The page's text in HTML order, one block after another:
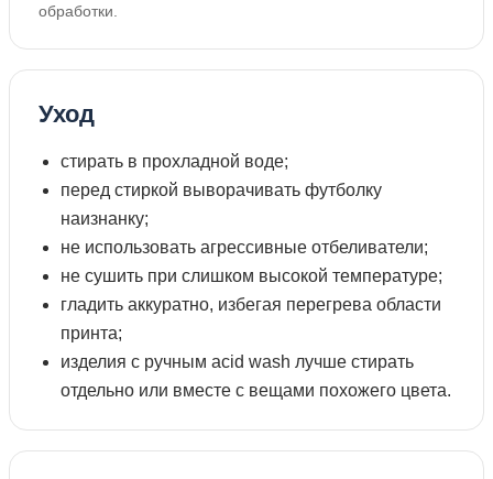
обработки.
Уход
стирать в прохладной воде;
перед стиркой выворачивать футболку
наизнанку;
не использовать агрессивные отбеливатели;
не сушить при слишком высокой температуре;
гладить аккуратно, избегая перегрева области
принта;
изделия с ручным acid wash лучше стирать
отдельно или вместе с вещами похожего цвета.